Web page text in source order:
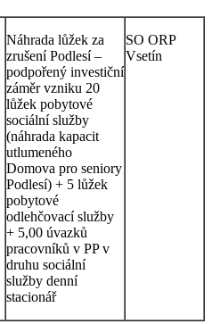
Náhrada lůžek za
zrušení Podlesí –
podpořený investiční
záměr vzniku 20
lůžek pobytové
sociální služby
(náhrada kapacit
utlumeného
Domova pro seniory
Podlesí) + 5 lůžek
pobytové
odlehčovací služby
+ 5,00 úvazků
pracovníků v PP v
druhu sociální
služby denní
stacionář
SO ORP
Vsetín